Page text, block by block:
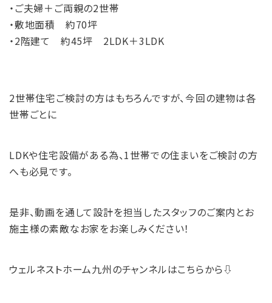
・ご夫婦＋ご両親の2世帯
・敷地面積 約70坪
・2階建て 約45坪 2LDK＋3LDK
2世帯住宅ご検討の方はもちろんですが、今回の建物は各
世帯ごとに
LDKや住宅設備がある為、1世帯での住まいをご検討の方
へも必見です。
是非、動画を通して設計を担当したスタッフのご案内とお
施主様の素敵なお家をお楽しみください！
ウェルネストホーム九州のチャンネルはこちらから⇩